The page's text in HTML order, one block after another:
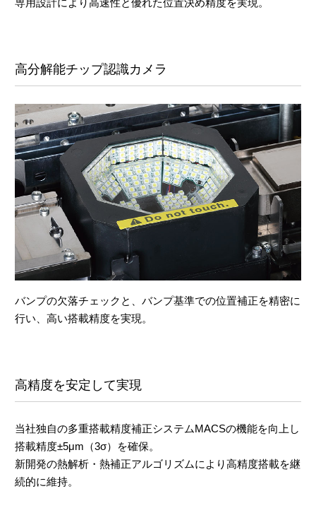
専用設計により高速性と優れた位置決め精度を実現。
高分解能チップ認識カメラ
バンプの欠落チェックと、バンプ基準での位置補正を精密に
行い、高い搭載精度を実現。
高精度を安定して実現
当社独自の多重搭載精度補正システムMACSの機能を向上し
搭載精度±5μm（3σ）を確保。
新開発の熱解析・熱補正アルゴリズムにより高精度搭載を継
続的に維持。